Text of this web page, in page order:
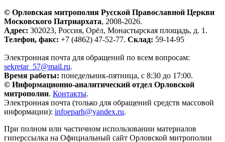
© Орловская митрополия Русской Православной Церкви
Московского Патриархата, 2008-2026.
Адрес: 302023, Россия, Орёл, Монастырская площадь, д. 1.
Телефон, факс: +7 (4862) 47-52-77. Склад: 59-14-95
Электронная почта для обращений по всем вопросам:
sekretar_57@mail.ru.
Время работы: понедельник-пятница, с 8:30 до 17:00.
© Информационно-аналитический отдел Орловской
митрополии. Контакты.
Электронная почта (только для обращений средств массовой
информации): infoeparh@yandex.ru.
При полном или частичном использовании материалов
гиперссылка на Официальный сайт Орловской митрополии